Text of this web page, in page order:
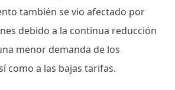
también se vio afectado por
debido a la continua reducción
menor demanda de los
como a las bajas tarifas.